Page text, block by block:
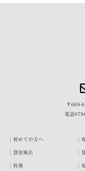
〒669-
電話
初めての方へ
貸切風呂
料理